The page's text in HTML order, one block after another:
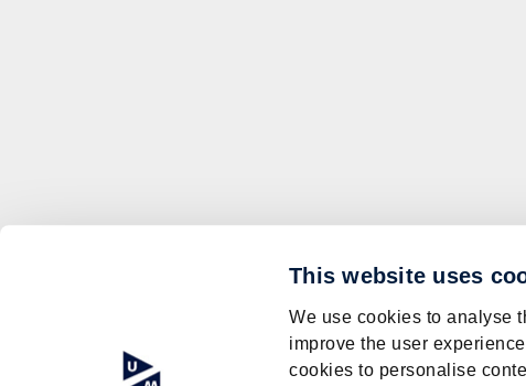
This website uses
We use cookies to analyse
improve the user
cookies to personalise